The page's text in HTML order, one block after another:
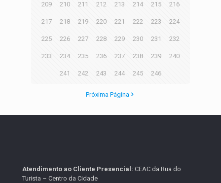
209 210 211 212 213 214 215 216
217 218 219 220 221 222 223 224
225 226 227 228 229 230 231 232
233 234 235 236 237 238 239 240
241 242 243 244 245 246
Próxima Página
Atendimento ao Cliente Presencial: CEAC da Rua do
Turista – Centro da Cidade